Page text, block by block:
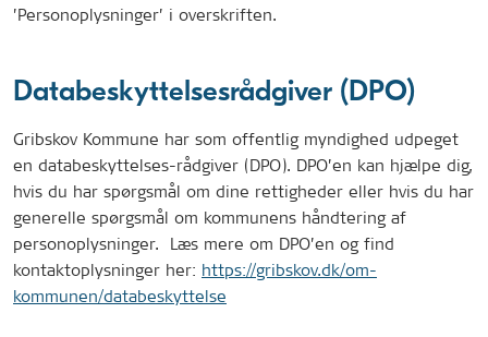
’Personoplysninger’ i overskriften.
Databeskyttelsesrådgiver (DPO)
Gribskov Kommune har som offentlig myndighed udpeget
en databeskyttelses-rådgiver (DPO). DPO’en kan hjælpe dig,
hvis du har spørgsmål om dine rettigheder eller hvis du har
generelle spørgsmål om kommunens håndtering af
personoplysninger. Læs mere om DPO’en og find
kontaktoplysninger her: https://gribskov.dk/om-
kommunen/databeskyttelse